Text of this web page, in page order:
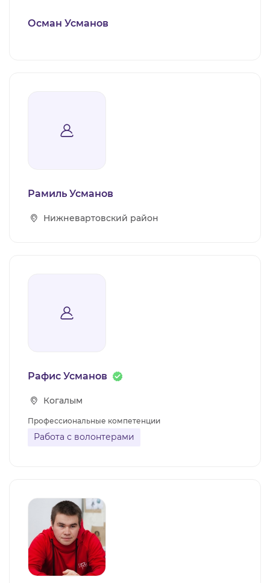
Осман Усманов
Рамиль Усманов
Нижневартовский район
Рафис Усманов
Когалым
Профессиональные компетенции
Работа с волонтерами